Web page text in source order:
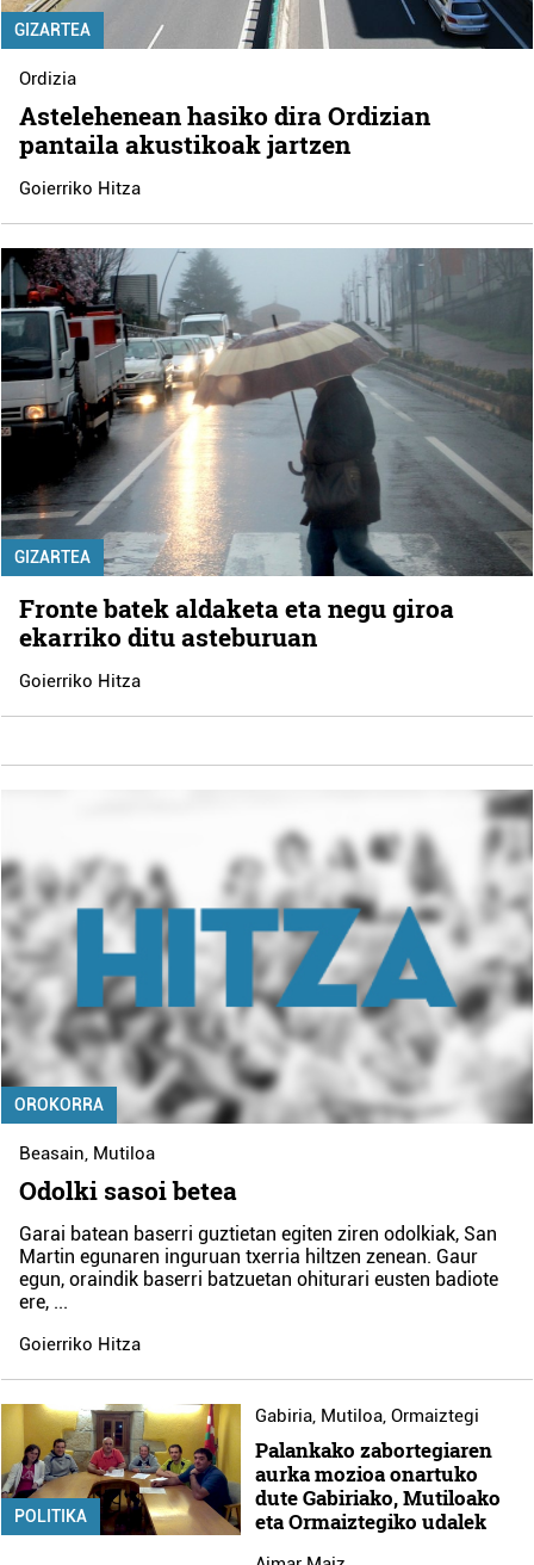
GIZARTEA
Ordizia
Astelehenean hasiko dira Ordizian
pantaila akustikoak jartzen
Goierriko Hitza
GIZARTEA
Fronte batek aldaketa eta negu giroa
ekarriko ditu asteburuan
Goierriko Hitza
OROKORRA
Beasain, Mutiloa
Odolki sasoi betea
Garai batean baserri guztietan egiten ziren odolkiak, San
Martin egunaren inguruan txerria hiltzen zenean. Gaur
egun, oraindik baserri batzuetan ohiturari eusten badiote
ere, ...
Goierriko Hitza
POLITIKA
Gabiria, Mutiloa, Ormaiztegi
Palankako zabortegiaren
aurka mozioa onartuko
dute Gabiriako, Mutiloako
eta Ormaiztegiko udalek